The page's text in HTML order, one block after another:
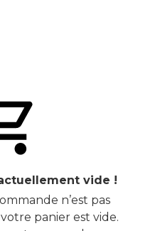
vide !
n’est pas
panier est vide.